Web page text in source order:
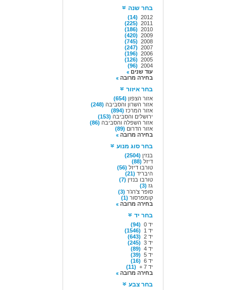
בחר שנה
2012
(14)
2011
(225)
2010
(186)
2009
(420)
2008
(745)
2007
(247)
2006
(196)
2005
(126)
2004
(96)
עוד שנים
בחירה מרובה
בחר איזור
אזור הצפון (654)
אזור השרון והסביבה (248)
אזור המרכז (894)
ירושלים והסביבה (153)
אזור השפלה והסביבה (86)
אזור הדרום (89)
בחירה מרובה
בחר סוג מנוע
בנזין (2504)
דיזל (88)
טורבו דיזל (56)
היבריד (21)
טורבו בנזין (7)
גז (3)
סופר צ'רג'ר (3)
קומפרסור (1)
בחירה מרובה
בחר יד
יד 0
(94)
יד 1
(1546)
יד 2
(643)
יד 3
(245)
יד 4
(89)
יד 5
(39)
יד 6
(16)
יד 7 +
(11)
בחירה מרובה
בחר צבע